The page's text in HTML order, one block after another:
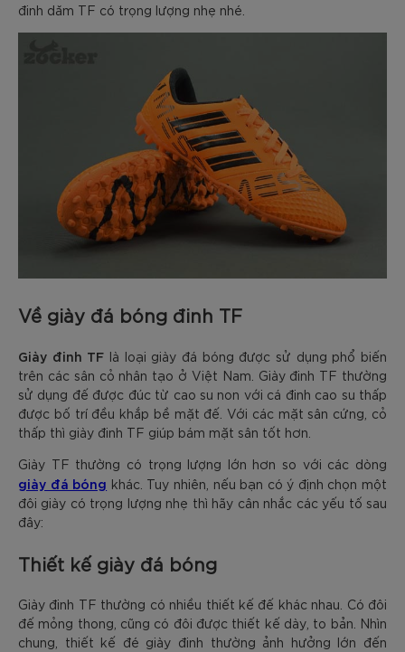
đinh dăm TF có trọng lượng nhẹ nhé.
Về giày đá bóng đinh TF
Giày đinh TF là loại giày đá bóng được sử dụng phổ biến
trên các sân cỏ nhân tạo ở Việt Nam. Giày đinh TF thường
sử dụng đế được đúc từ cao su non với cá đinh cao su thấp
được bố trí đều khắp bề mặt đế. Với các mặt sân cứng, cỏ
thấp thì giày đinh TF giúp bám mặt sân tốt hơn.
Giày TF thường có trọng lượng lớn hơn so với các dòng
giày đá bóng khác. Tuy nhiên, nếu bạn có ý định chọn một
đôi giày có trọng lượng nhẹ thì hãy cân nhắc các yếu tố sau
đây:
Thiết kế giày đá bóng
Giày đinh TF thường có nhiều thiết kế đế khác nhau. Có đôi
đế mỏng thong, cũng có đôi được thiết kế dày, to bản. Nhìn
chung, thiết kế đé giày đinh thường ảnh hưởng lớn đến